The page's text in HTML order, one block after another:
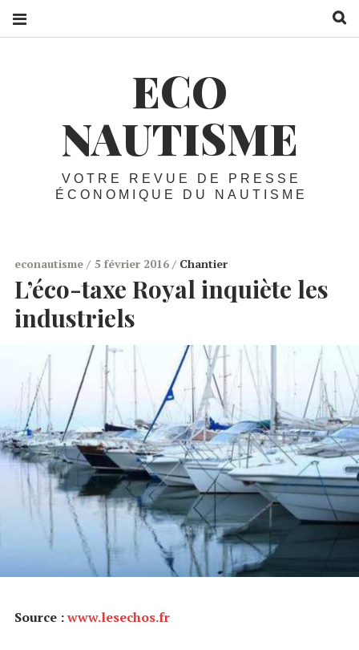
ECO
NAUTISME
VOTRE REVUE DE PRESSE
ÉCONOMIQUE DU NAUTISME
econautisme 5 février 2016 Chantier
L’éco-taxe Royal inquiète les
industriels
Source :www.lesechos.fr